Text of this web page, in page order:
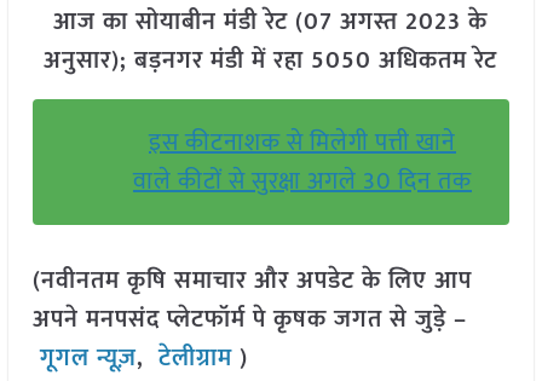
आज का सोयाबीन मंडी रेट (07 अगस्त 2023 के
अनुसार); बड़नगर मंडी में रहा 5050 अधिकतम रेट
इस कीटनाशक से मिलेगी पत्ती खाने
वाले कीटों से सुरक्षा अगले 30 दिन तक
(नवीनतम कृषि समाचार और अपडेट के लिए आप
अपने मनपसंद प्लेटफॉर्म पे कृषक जगत से जुड़े –
गूगल न्यूज़,टेलीग्राम )